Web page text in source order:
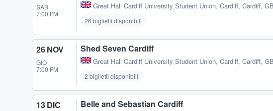
SAB
7:00 PM
Great Hall Cardiff University Student Union, Cardiff, Cardiff, GB
26 biglietti disponibili
26 NOV
GIO
7:00 PM
Shed Seven Cardiff
Great Hall Cardiff University Student Union, Cardiff, Cardiff, GB
2 biglietti disponibili
13 DIC Belle and Sebastian Cardiff